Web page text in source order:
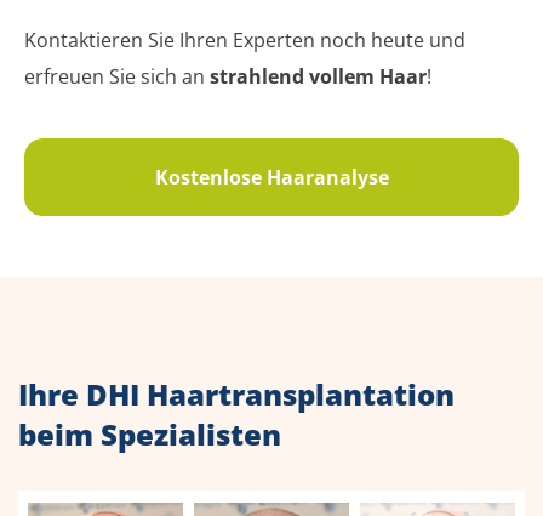
Kontaktieren Sie Ihren Experten noch heute und
erfreuen Sie sich an strahlend vollem Haar!
Kostenlose Haaranalyse
Ihre DHI Haartransplantation
beim Spezialisten